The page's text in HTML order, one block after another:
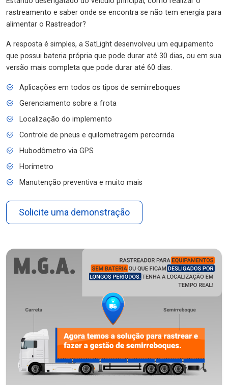
rastreamento e saber onde se encontra se não tem energia para
alimentar o Rastreador?
A resposta é simples, a SatLight desenvolveu um equipamento
que possui bateria própria que pode durar até 30 dias, ou em sua
versão mais completa que pode durar até 60 dias.
Aplicações em todos os tipos de semirreboques
Gerenciamento sobre a frota
Localização do implemento
Controle de pneus e quilometragem percorrida
Hubodômetro via GPS
Horímetro
Manutenção preventiva e muito mais
Solicite uma demonstração